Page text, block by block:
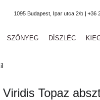
1095 Budapest, Ipar utca 2/b | +36
SZŐNYEG DÍSZLÉC
Topaz